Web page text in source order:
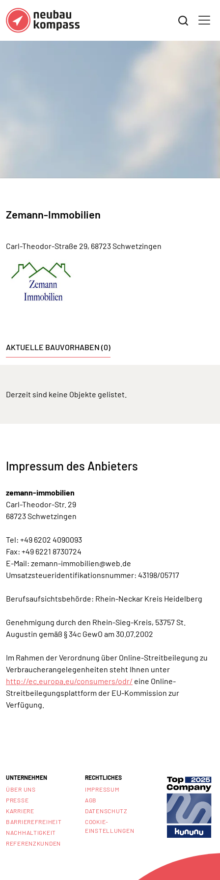
Zemann-Immobilien
Carl-Theodor-Straße 29, 68723 Schwetzingen
AKTUELLE BAUVORHABEN (0)
Derzeit sind keine Objekte gelistet.
Impressum des Anbieters
zemann-immobilien
Carl-Theodor-Str. 29
68723 Schwetzingen
Tel: +49 6202 4090093
Fax: +49 6221 8730724
E-Mail: zemann-immobilien@web.de
Umsatzsteueridentifikationsnummer: 43198/05717
Berufsaufsichtsbehörde: Rhein-Neckar Kreis Heidelberg
Genehmigung durch den Rhein-Sieg-Kreis, 53757 St.
Augustin gemäß § 34c GewO am 30.07.2002
Im Rahmen der Verordnung über Online-Streitbeilegung zu
Verbraucherangelegenheiten steht Ihnen unter
http://ec.europa.eu/consumers/odr/ eine Online-
Streitbeilegungsplattform der EU-Kommission zur
Verfügung.
UNTERNEHMEN
ÜBER UNS
PRESSE
KARRIERE
BARRIEREFREIHEIT
NACHHALTIGKEIT
REFERENZKUNDEN
RECHTLICHES
IMPRESSUM
AGB
DATENSCHUTZ
COOKIE-
EINSTELLUNGEN